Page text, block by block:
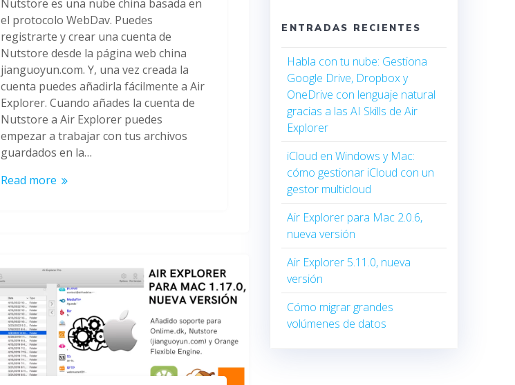
Nutstore es una nube china basada en
el protocolo WebDav. Puedes
registrarte y crear una cuenta de
Nutstore desde la página web china
jianguoyun.com. Y, una vez creada la
cuenta puedes añadirla fácilmente a Air
Explorer. Cuando añades la cuenta de
Nutstore a Air Explorer puedes
empezar a trabajar con tus archivos
guardados en la…
Read more
ENTRADAS RECIENTES
Habla con tu nube: Gestiona
Google Drive, Dropbox y
OneDrive con lenguaje natural
gracias a las AI Skills de Air
Explorer
iCloud en Windows y Mac:
cómo gestionar iCloud con un
gestor multicloud
Air Explorer para Mac 2.0.6,
nueva versión
Air Explorer 5.11.0, nueva
versión
Cómo migrar grandes
volúmenes de datos